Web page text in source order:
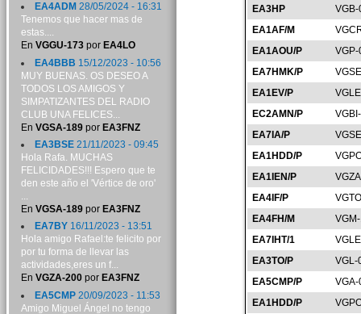
EA3HP
EA1AF/M
EA1AOU/P
EA7HMK/P
EA1EV/P
EC2AMN/P
EA7IA/P
EA1HDD/P
EA1IEN/P
EA4IF/P
EA4FH/M
EA7IHT/1
EA3TO/P
VGL-
EA5CMP/P
EA1HDD/P
EA4ADM 28/05/2024 - 16:31
Tenemos que hacer mas de
estas....
En VGGU-173por EA4LO
EA4BBB 15/12/2023 - 10:56
MUY BUENAS. OS DESEO A
TODOS LOS AMIGOS Y
SIMPATIZANTES DEL RADIO
CLUB UNA FELICES...
En VGSA-189por EA3FNZ
EA3BSE21/11/2023 - 09:45
Hola Rafa. MUCHAS
FELICIDADES!!! Espero que te
den este año el 'Vértice de oro'
...
En VGSA-189por EA3FNZ
EA7BY16/11/2023 - 13:51
Hola amigo Rafael:te felicito por
por tu forma de llevar las
actividades,eres un f...
En VGZA-200por EA3FNZ
EA5CMP20/09/2023 - 11:53
Amigo Miguel Ángel no tengo